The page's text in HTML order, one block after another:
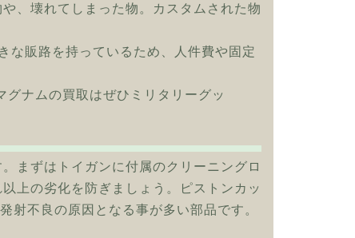
、壊れてしまった物。カスタムされた物
な販路を持っているため、人件費や固定
ナムの買取はぜひミリタリーグッ
まずはトイガンに付属のクリーニングロ
上の劣化を防ぎましょう。ピストンカッ
不良の原因となる事が多い部品です。